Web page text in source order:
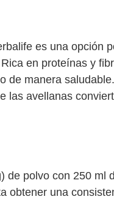
es una opción
en proteínas y
de manera
las avellanas
de polvo con 250 ml
obtener una